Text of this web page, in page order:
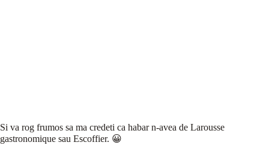
Si va rog frumos sa ma credeti ca habar n-avea de Larousse
gastronomique sau Escoffier. 😀